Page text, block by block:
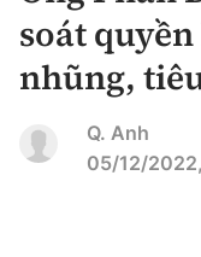
CHUYÊN MỤC
Mới nhất
soát
nhũng,
Q. Anh
05/12/